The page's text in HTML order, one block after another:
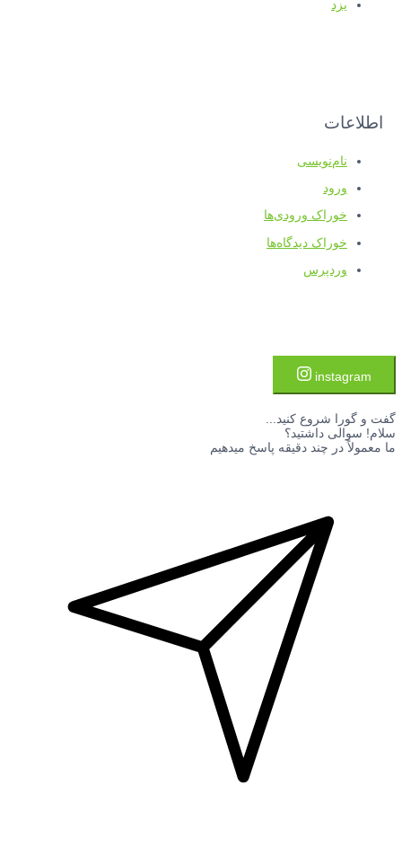
یزد
اطلاعات
نام‌نویسی
ورود
خوراک ورودی‌ها
خوراک دیدگاه‌ها
وردپرس
instagram
گفت و گورا شروع کنید...
سلام! سوالی داشتید؟
ما معمولاً در چند دقیقه پاسخ میدهیم